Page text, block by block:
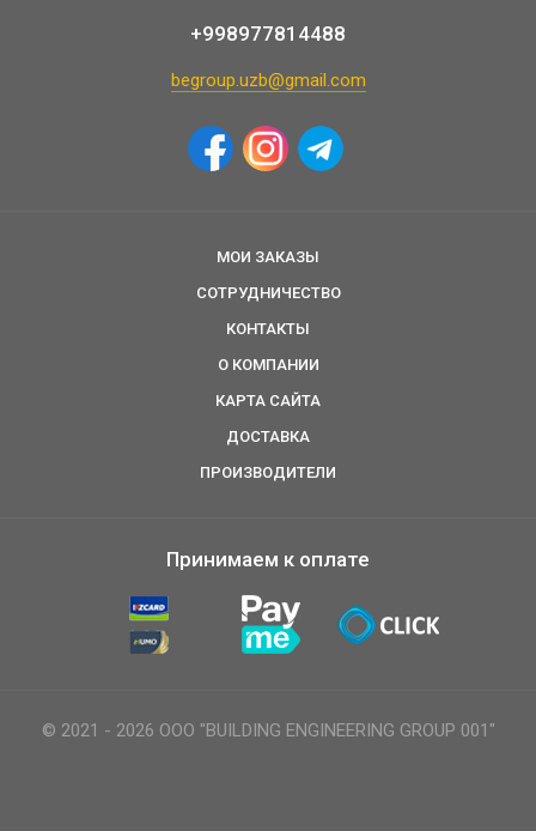
+998977814488
begroup.uzb@gmail.com
МОИ ЗАКАЗЫ
СОТРУДНИЧЕСТВО
КОНТАКТЫ
О КОМПАНИИ
КАРТА САЙТА
ДОСТАВКА
ПРОИЗВОДИТЕЛИ
Принимаем к оплате
© 2021 - 2026 ООО "BUILDING ENGINEERING GROUP 001"